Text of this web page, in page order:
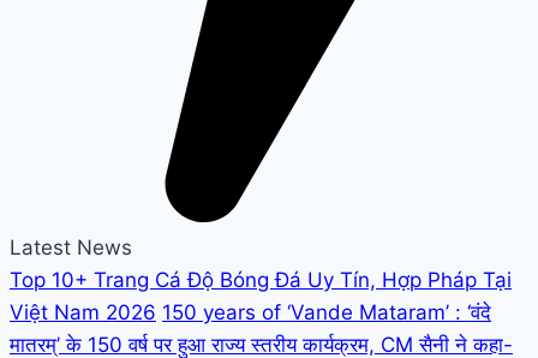
Latest News
Top 10+ Trang Cá Độ Bóng Đá Uy Tín, Hợp Pháp Tại
Việt Nam 2026 150 years of ‘Vande Mataram’ : ‘वंदे
मातरम्’ के 150 वर्ष पर हुआ राज्य स्तरीय कार्यक्रम, CM सैनी ने कहा-